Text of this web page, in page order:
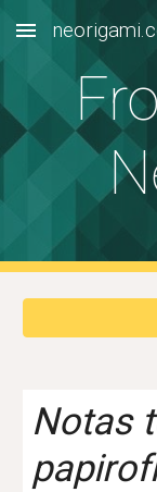
Skip to main
Notas